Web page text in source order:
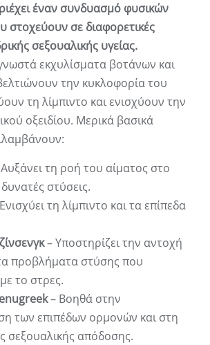
έναν συνδυασμό φυσικών
στοχεύουν σε διαφορετικές
σεξουαλικής υγείας.
εκχυλίσματα βοτάνων και
την κυκλοφορία του
τη λίμπιντο και ενισχύουν την
οξειδίου. Μερικά βασικά
τη ροή του αίματος στο
στύσεις.
τη λίμπιντο και τα επίπεδα
– Υποστηρίζει την αντοχή
προβλήματα στύσης που
το στρες.
– Βοηθά στην
των επιπέδων ορμονών και στη
σεξουαλικής απόδοσης.